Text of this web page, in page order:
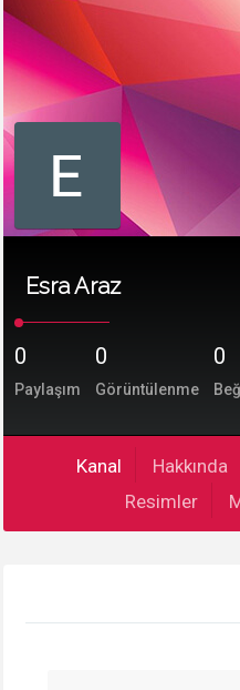
Esra Araz
0
Paylaşım
0
Görüntülenme
0
Kanal Hakkında
Resimler